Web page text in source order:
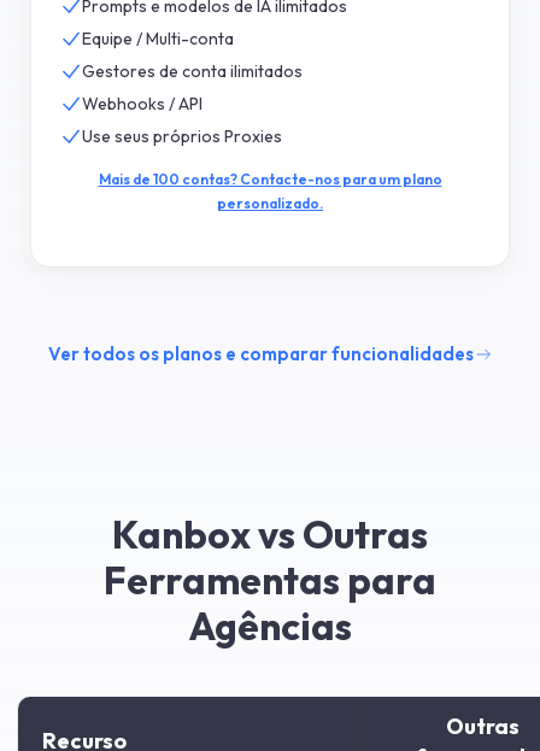
Prompts e modelos de IA ilimitados
Equipe / Multi-conta
Gestores de conta ilimitados
Webhooks / API
Use seus próprios Proxies
Mais de 100 contas? Contacte-nos para um plano
personalizado.
Ver todos os planos e comparar funcionalidades
Kanbox vs Outras
Ferramentas para
Agências
Recurso
Outras